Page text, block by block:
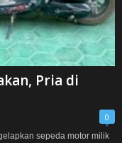
Pria di
0
sepeda motor milik